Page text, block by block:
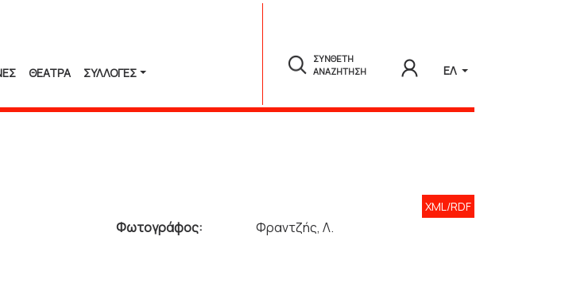
ΘΕΑΤΡΑ ΣΥΛΛΟΓΈΣ
ΣΥΝΘΕΤΗ
ΑΝΑΖΗΤΗΣΗ
ΕΛ
XML/RDF
Φωτογράφος: Φραντζής, Λ.